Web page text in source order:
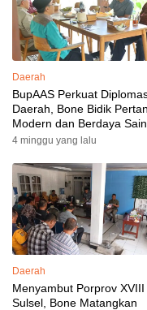
Daerah
BupAAS Perkuat
Daerah, Bone Bidik
Modern dan Berdaya
4 minggu yang lalu
Daerah
Menyambut Porprov XVIII
Sulsel, Bone Matangkan